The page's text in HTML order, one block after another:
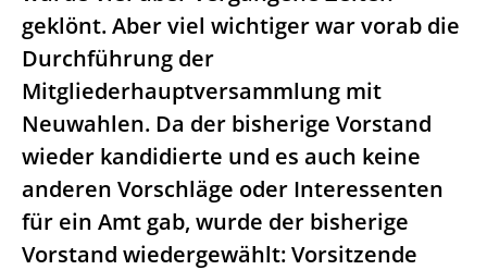
geklönt. Aber viel wichtiger war vorab die
Durchführung der
Mitgliederhauptversammlung mit
Neuwahlen. Da der bisherige Vorstand
wieder kandidierte und es auch keine
anderen Vorschläge oder Interessenten
für ein Amt gab, wurde der bisherige
Vorstand wiedergewählt: Vorsitzende